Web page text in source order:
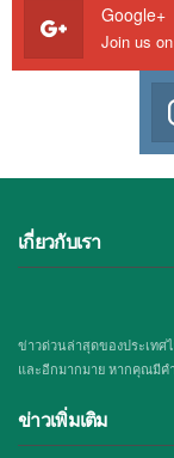
Google+
Join us
เกี่ยวกับเรา
ข่าวด่วนล่าสุดของประเทศ
และอีกมากมาย หากคุณมีค
ข่าวเพิ่มเติม